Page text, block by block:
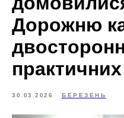
Дорожню
практичних
30.03.2026 БЕРЕЗЕНЬ